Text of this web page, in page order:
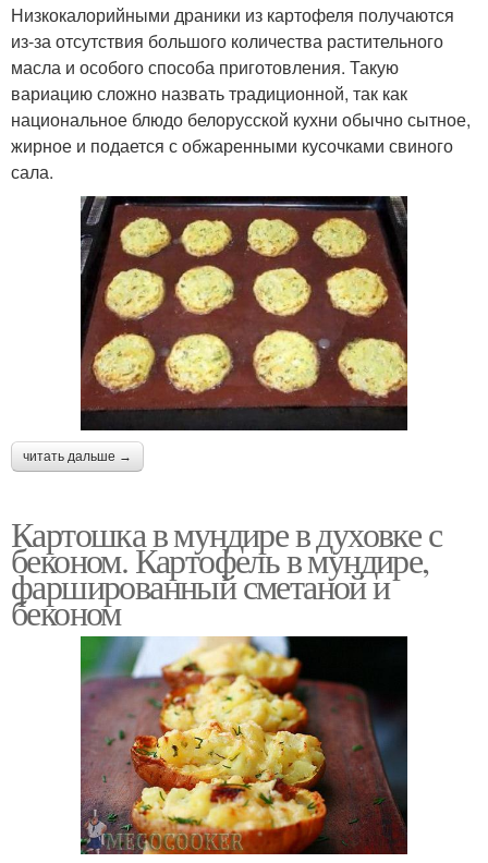
Низкокалорийными драники из картофеля получаются
из-за отсутствия большого количества растительного
масла и особого способа приготовления. Такую
вариацию сложно назвать традиционной, так как
национальное блюдо белорусской кухни обычно сытное,
жирное и подается с обжаренными кусочками свиного
сала.
читать дальше →
Картошка в мундире в духовке с
беконом. Картофель в мундире,
фаршированный сметаной и
беконом